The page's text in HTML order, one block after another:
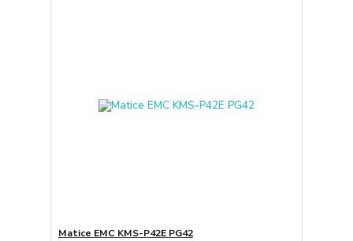
Matice EMC KMS-P42E PG42